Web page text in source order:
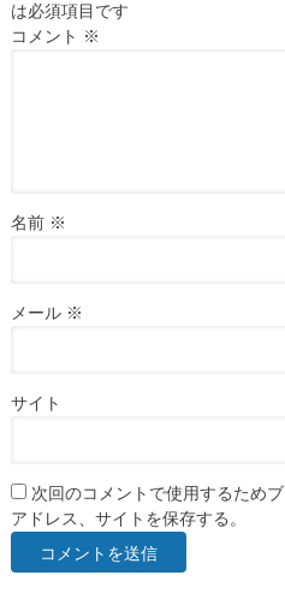
は必須項目です
コメント ※
名前 ※
メール ※
サイト
次回のコメントで使用するため
アドレス、サイトを保存する。